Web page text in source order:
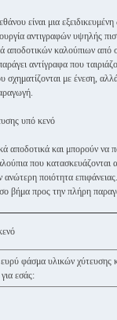
είναι μια εξειδικευμένη
αντιγραφών υψηλής
αποδοτικών καλούπιων από
αντίγραφα που
με ένεση,
υπό κενό
αποδοτικά και μπορούν να
που κατασκευάζονται
ανώτερη ποιότητα
βήμα προς την πλήρη
φάσμα υλικών χύτευσης
εσάς: